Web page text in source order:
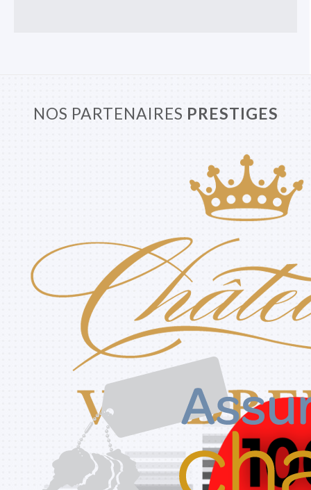
NOS PARTENAIRES PRESTIGES